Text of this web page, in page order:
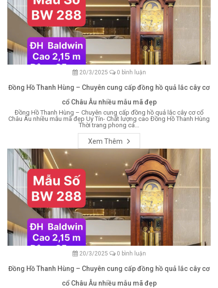
20/3/2025 0 bình luận
Đồng Hồ Thanh Hùng – Chuyên cung cấp đồng hồ quả lắc cây cơ
cổ Châu Âu nhiều mẫu mã đẹp
Đồng Hồ Thanh Hùng – Chuyên cung cấp đồng hồ quả lắc cây cơ cổ
Châu Âu nhiều mẫu mã đẹp Uy Tín- Chất lượng cao Đồng Hồ Thanh Hùng
Thời trang phong cá...
Xem Thêm
20/3/2025 0 bình luận
Đồng Hồ Thanh Hùng – Chuyên cung cấp đồng hồ quả lắc cây cơ
cổ Châu Âu nhiều mẫu mã đẹp